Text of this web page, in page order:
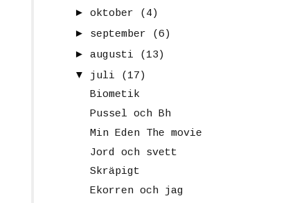
► oktober
(4)
► september
(6)
► augusti
(13)
▼
juli
(17)
Biometik
Pussel och Bh
Min Eden The movie
Jord och svett
Skräpigt
Ekorren och jag